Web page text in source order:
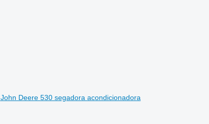
John Deere 530 segadora acondicionadora